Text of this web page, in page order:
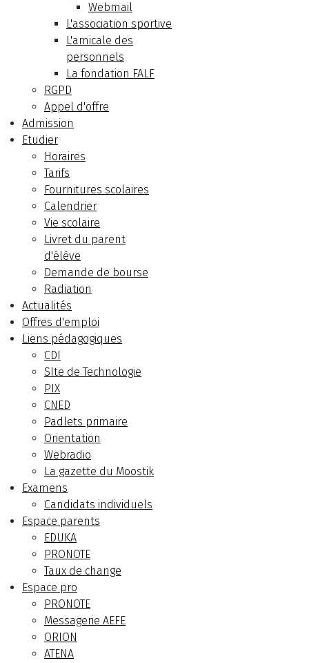
Webmail
L'association sportive
L'amicale des
personnels
La fondation FALF
RGPD
Appel d'offre
Admission
Etudier
Horaires
Tarifs
Fournitures scolaires
Calendrier
Vie scolaire
Livret du parent
d'élève
Demande de bourse
Radiation
Actualités
Offres d'emploi
Liens pédagogiques
CDI
SIte de Technologie
PIX
CNED
Padlets primaire
Orientation
Webradio
La gazette du Moostik
Examens
Candidats individuels
Espace parents
EDUKA
PRONOTE
Taux de change
Espace pro
PRONOTE
Messagerie AEFE
ORION
ATENA